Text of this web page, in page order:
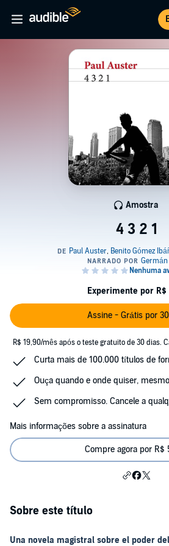
4 3 2 1
Amostra
Experimente por R$
Assine - Grátis por
R$ 19,90/mês após o teste gratuito de 30 dias.
Curta mais de 100.000 títulos de
Ouça quando e onde quiser,
Sem compromisso. Cancele a
Mais informações sobre a assinatura
Compre agora por R$
Sobre este título
Una novela magistral sobre el poder